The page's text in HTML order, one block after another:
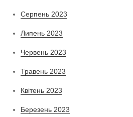
Серпень 2023
Липень 2023
Червень 2023
Травень 2023
Квітень 2023
Березень 2023